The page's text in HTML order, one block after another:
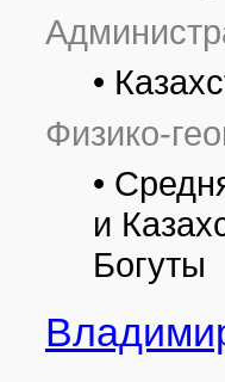
•
Физико-
•
и
Богуты